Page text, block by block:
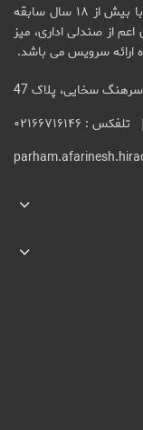
گروه صنعتی هیراد طراح اختصاصی مبلمان اداری با بیش از ۱۸ سال سابقه
از صندلی اداری، میز
ارائه سرویس می باشد.
سخایی، پلاک 47
تلفکس : ۰۲۱۶۶۷۱۶۱۴۶